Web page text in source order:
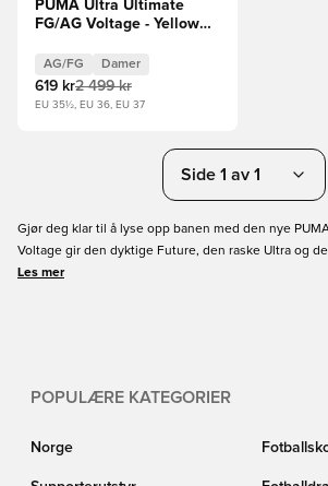
PUMA Ultra Ultimate
FG/AG Voltage - Yellow
AG/FG Damer
619 kr2 499 kr
EU 35½, EU 36, EU 37
Side 1 av 1
Gjør deg klar til å lyse opp banen med den nye
Voltage gir den dyktige Future, den raske Ultra og
lyse farger. Disse skoene er laget for spillere som
Les mer
POPULÆRE KATEGORIER
Norge